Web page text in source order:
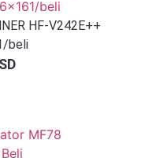
HF-V242E++
beli